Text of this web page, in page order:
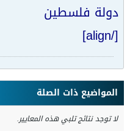
دولة فلسطين
[/align]
المواضيع ذات الصلة
لا توجد نتائج تلبي هذه المعايير.